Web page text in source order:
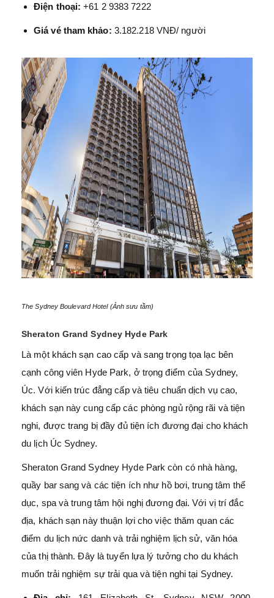
Điện thoại: +61 2 9383 7222
Giá vé tham khảo: 3.182.218 VNĐ/ người
The Sydney Boulevard Hotel (Ảnh sưu tầm)
Sheraton Grand Sydney Hyde Park
Là một khách sạn cao cấp và sang trọng tọa lạc bên
cạnh công viên Hyde Park, ở trọng điểm của Sydney,
Úc. Với kiến trúc đẳng cấp và tiêu chuẩn dịch vụ cao,
khách sạn này cung cấp các phòng ngủ rộng rãi và tiện
nghi, được trang bị đầy đủ tiện ích đương đại cho khách
du lịch Úc Sydney.
Sheraton Grand Sydney Hyde Park còn có nhà hàng,
quầy bar sang và các tiện ích như hồ bơi, trung tâm thể
dục, spa và trung tâm hội nghị đương đại. Với vị trí đắc
địa, khách sạn này thuận lợi cho việc thăm quan các
điểm du lịch nức danh và trải nghiệm lịch sử, văn hóa
của thị thành. Đây là tuyển lựa lý tưởng cho du khách
muốn trải nghiệm sự trải qua và tiện nghi tại Sydney.